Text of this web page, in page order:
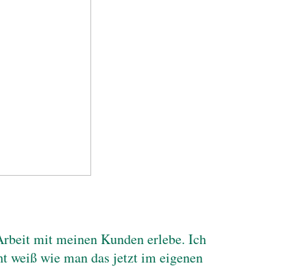
mit meinen Kunden erlebe. Ich
weiß wie man das jetzt im eigenen